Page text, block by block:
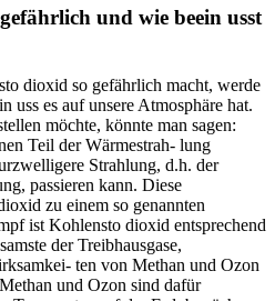
und wie beein usst
dioxid so gefährlich macht, werde
uss es auf unsere Atmosphäre hat.
möchte, könnte man sagen:
Teil der Wärmestrah- lung
Strahlung, d.h. der
passieren kann. Diese
zu einem so genannten
ist Kohlensto dioxid entsprechend
der Treibhausgase,
ten von Methan und Ozon
und Ozon sind dafür